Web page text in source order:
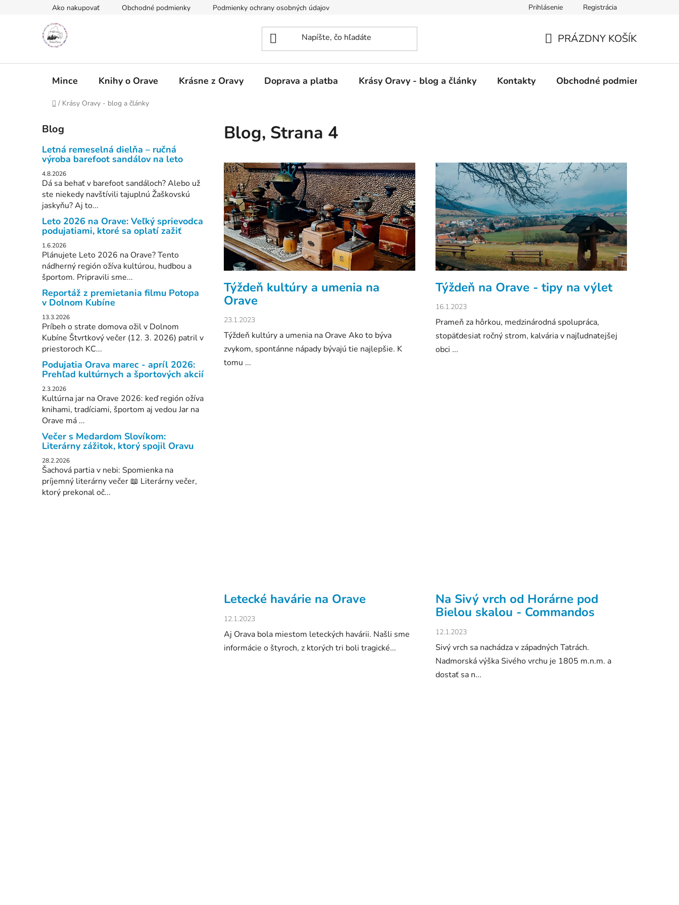
Ako nakupovať Obchodné podmienky Podmienky ochrany osobných údajov Prihlásenie Registrácia
KOŠÍK
PRÁZDNY KOŠÍK
Mince Knihy o Orave Krásne z Oravy Doprava a platba Krásy Oravy - blog a články Kontakty Obchodné podmienky
Domov
/ Krásy Oravy - blog a články
o
č
n
ý
p
a
n
e
l
Blog
Letná remeselná dielňa – ručná
výroba barefoot sandálov na leto
4.8.2026
Dá sa behať v barefoot sandáloch? Alebo už
ste niekedy navštívili tajuplnú Žaškovskú
jaskyňu? Aj to...
Leto 2026 na Orave: Veľký sprievodca
podujatiami, ktoré sa oplatí zažiť
1.6.2026
Plánujete Leto 2026 na Orave? Tento
nádherný región ožíva kultúrou, hudbou a
športom. Pripravili sme...
Reportáž z premietania filmu Potopa
v Dolnom Kubíne
13.3.2026
Príbeh o strate domova ožil v Dolnom
Kubíne Štvrtkový večer (12. 3. 2026) patril v
priestoroch KC...
Podujatia Orava marec - apríl 2026:
Prehľad kultúrnych a športových akcií
2.3.2026
Kultúrna jar na Orave 2026: keď región ožíva
knihami, tradíciami, športom aj vedou Jar na
Orave má ...
Večer s Medardom Slovíkom:
Literárny zážitok, ktorý spojil Oravu
28.2.2026
Šachová partia v nebi: Spomienka na
príjemný literárny večer 📖 Literárny večer,
ktorý prekonal oč...
Blog, Strana 4
V
ý
p
i
s
č
l
á
o
v
Týždeň kultúry a umenia na
Orave
23.1.2023
Týždeň kultúry a umenia na Orave Ako to býva
zvykom, spontánne nápady bývajú tie najlepšie. K
tomu ...
Týždeň na Orave - tipy na výlet
16.1.2023
Prameň za hôrkou, medzinárodná spolupráca,
stopäťdesiat ročný strom, kalvária v najľudnatejšej
obci ...
Letecké havárie na Orave
12.1.2023
Aj Orava bola miestom leteckých havárii. Našli sme
informácie o štyroch, z ktorých tri boli tragické...
Na Sivý vrch od Horárne pod
Bielou skalou - Commandos
12.1.2023
Sivý vrch sa nachádza v západných Tatrách.
Nadmorská výška Sivého vrchu je 1805 m.n.m. a
dostať sa n...